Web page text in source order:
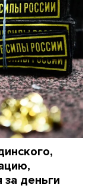
за деньги